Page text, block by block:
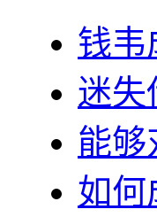
钱韦
迷失
能够
如何